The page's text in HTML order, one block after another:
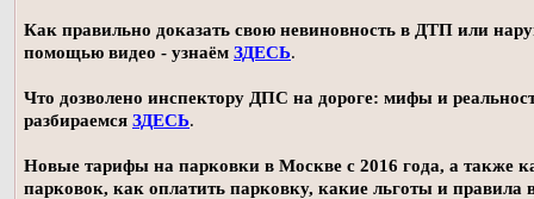
Как правильно доказать свою невиновность в ДТП или
помощью видео - узнаём ЗДЕСЬ.
Что дозволено инспектору ДПС на дороге: мифы и
разбираемся ЗДЕСЬ.
Новые тарифы на парковки в Москве с 2016 года, а также
парковок, как оплатить парковку, какие льготы и правила